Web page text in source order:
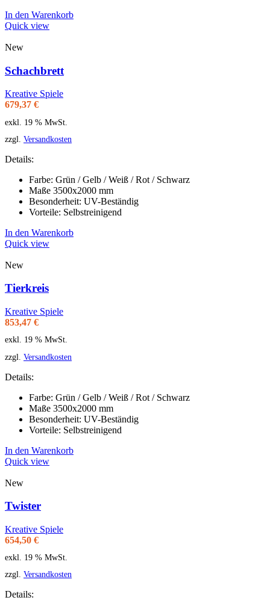
In den Warenkorb
Quick view
New
Schachbrett
Kreative Spiele
679,37 €
exkl. 19 % MwSt.
zzgl. Versandkosten
Details:
Farbe: Grün / Gelb / Weiß / Rot / Schwarz
Maße 3500x2000 mm
Besonderheit: UV-Beständig
Vorteile: Selbstreinigend
In den Warenkorb
Quick view
New
Tierkreis
Kreative Spiele
853,47 €
exkl. 19 % MwSt.
zzgl. Versandkosten
Details:
Farbe: Grün / Gelb / Weiß / Rot / Schwarz
Maße 3500x2000 mm
Besonderheit: UV-Beständig
Vorteile: Selbstreinigend
In den Warenkorb
Quick view
New
Twister
Kreative Spiele
654,50 €
exkl. 19 % MwSt.
zzgl. Versandkosten
Details: